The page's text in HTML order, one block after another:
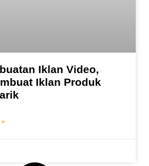
Iklan Video,
Iklan Produk
»